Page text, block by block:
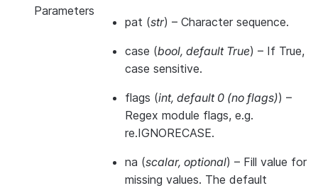
Parameters
pat (str) – Character sequence.
case (bool, default True) – If True,
case sensitive.
flags (int, default 0 (no flags)) –
Regex module flags, e.g.
re.IGNORECASE.
na (scalar, optional) – Fill value for
missing values. The default